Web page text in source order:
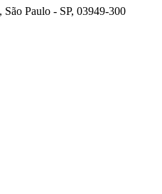
Paulo - SP, 03949-300